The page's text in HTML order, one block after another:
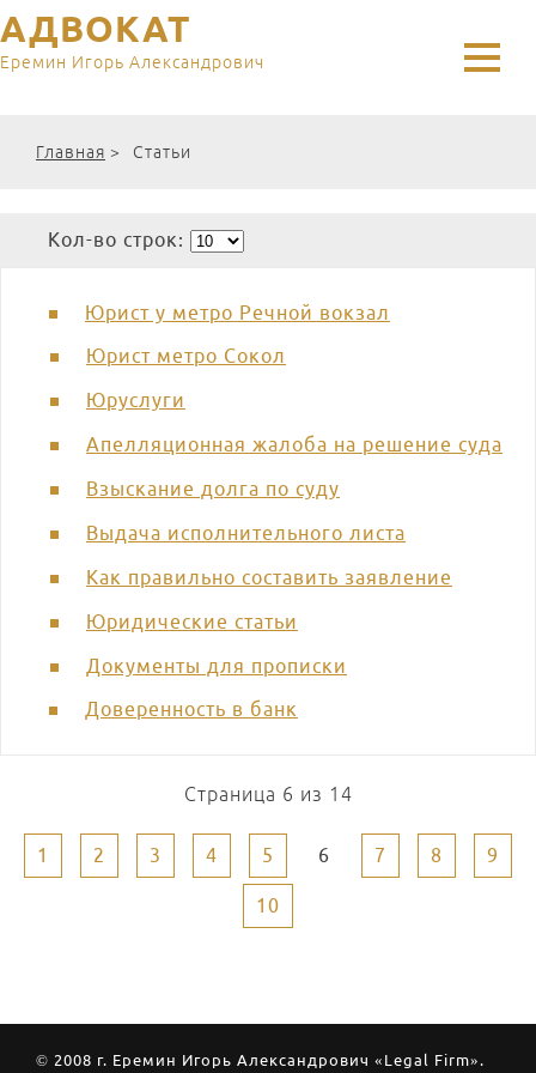
АДВОКАТ
Еремин Игорь Александрович
Главная > Статьи
Кол-во строк:
Юрист у метро Речной вокзал
Юрист метро Сокол
Юруслуги
Апелляционная жалоба на решение суда
Взыскание долга по суду
Выдача исполнительного листа
Как правильно составить заявление
Юридические статьи
Документы для прописки
Доверенность в банк
Страница 6 из 14
1 2 3 4 5 6 7 8 9
10
© 2008 г. Еремин Игорь Александрович «Legal Firm».